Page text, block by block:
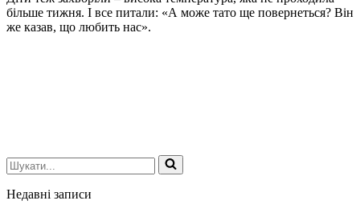
більше тижня. І все питали: «А може тато ще повернеться? Він
же казав, що любить нас».
Шукати...
Недавні записи